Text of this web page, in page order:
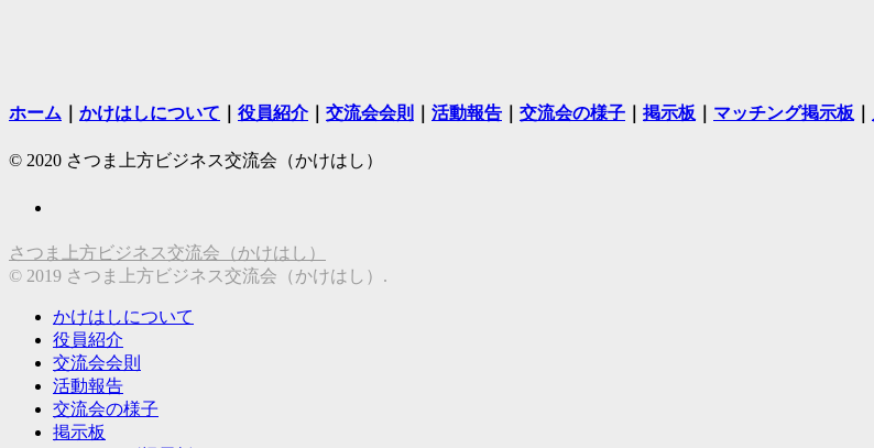
ホーム かけはしについて 役員紹介｜ 交流会会則 活動報告 交流会の様子 掲示板 マッチング掲示板
© 2020 さつま上方ビジネス交流会（かけはし）
さつま上方ビジネス交流会（かけはし）
© 2019 さつま上方ビジネス交流会（かけはし）.
かけはしについて
役員紹介
交流会会則
活動報告
交流会の様子
掲示板